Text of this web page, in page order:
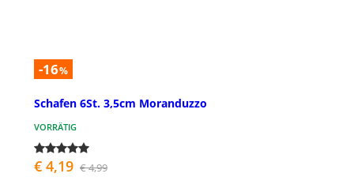
-16%
Schafen 6St. 3,5cm Moranduzzo
VORRÄTIG
€ 4,19 € 4,99